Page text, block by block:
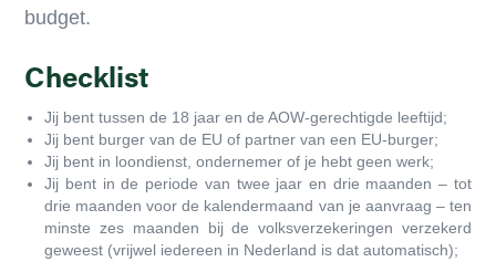
budget.
Checklist
Jij bent tussen de 18 jaar en de AOW-gerechtigde leeftijd;
Jij bent burger van de EU of partner van een EU-burger;
Jij bent in loondienst, ondernemer of je hebt geen werk;
Jij bent in de periode van twee jaar en drie maanden – tot
drie maanden voor de kalendermaand van je aanvraag – ten
minste zes maanden bij de volksverzekeringen verzekerd
geweest (vrijwel iedereen in Nederland is dat automatisch);